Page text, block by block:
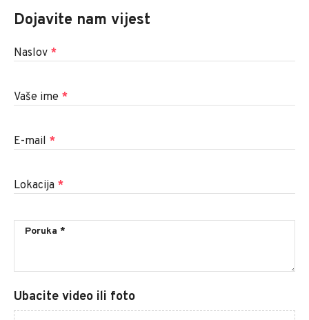
Dojavite nam vijest
Naslov *
Vaše ime *
E-mail *
Lokacija *
Ubacite video ili foto